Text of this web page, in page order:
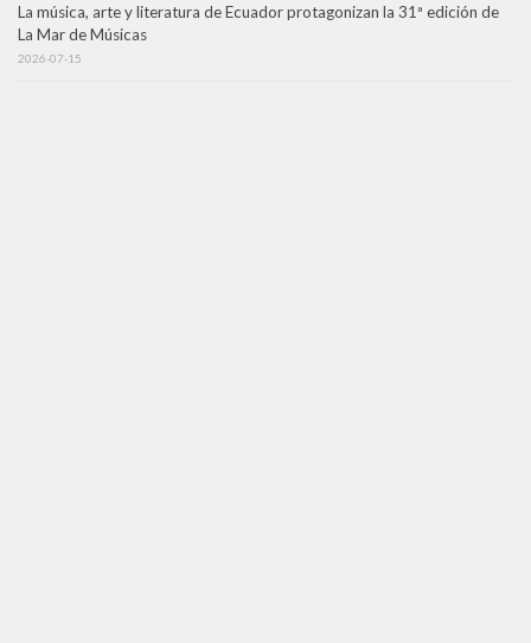
La música, arte y literatura de Ecuador protagonizan la 31ª edición de
La Mar de Músicas
2026-07-15